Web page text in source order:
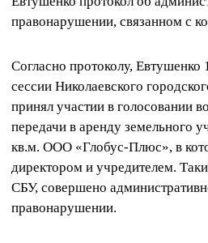
правонарушении, связанном с
Согласно протоколу,
сессии Николаевского
принял участии в голосовании
передачи в аренду земельного
кв.м. ООО «Глобус-Плюс», в
директором и учредителем.
СБУ, совершено
правонарушении.